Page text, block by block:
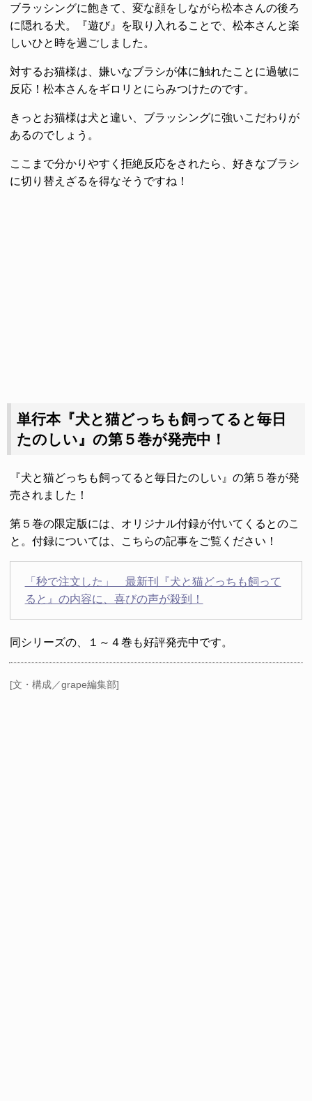
ブラッシングに飽きて、変な顔をしながら松本さんの後ろ
に隠れる犬。『遊び』を取り入れることで、松本さんと楽
しいひと時を過ごしました。
対するお猫様は、嫌いなブラシが体に触れたことに過敏に
反応！松本さんをギロリとにらみつけたのです。
きっとお猫様は犬と違い、ブラッシングに強いこだわりが
あるのでしょう。
ここまで分かりやすく拒絶反応をされたら、好きなブラシ
に切り替えざるを得なそうですね！
単行本『犬と猫どっちも飼ってると毎日
たのしい』の第５巻が発売中！
『犬と猫どっちも飼ってると毎日たのしい』の第５巻が発
売されました！
第５巻の限定版には、オリジナル付録が付いてくるとのこ
と。付録については、こちらの記事をご覧ください！
「秒で注文した」 最新刊『犬と猫どっちも飼って
ると』の内容に、喜びの声が殺到！
同シリーズの、１～４巻も好評発売中です。
[文・構成／grape編集部]